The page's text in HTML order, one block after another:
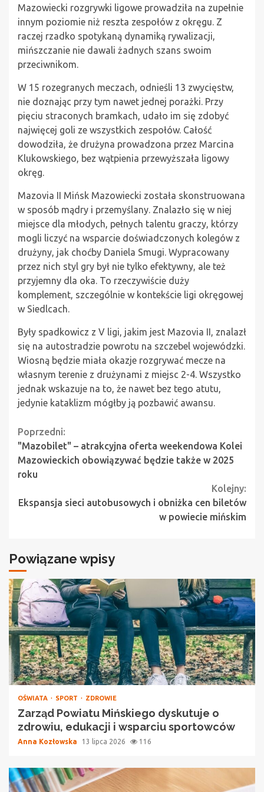
Mazowiecki rozgrywki ligowe prowadziła na zupełnie
innym poziomie niż reszta zespołów z okręgu. Z
raczej rzadko spotykaną dynamiką rywalizacji,
mińszczanie nie dawali żadnych szans swoim
przeciwnikom.
W 15 rozegranych meczach, odnieśli 13 zwycięstw,
nie doznając przy tym nawet jednej porażki. Przy
pięciu straconych bramkach, udało im się zdobyć
najwięcej goli ze wszystkich zespołów. Całość
dowodziła, że drużyna prowadzona przez Marcina
Klukowskiego, bez wątpienia przewyższała ligowy
okręg.
Mazovia II Mińsk Mazowiecki została skonstruowana
w sposób mądry i przemyślany. Znalazło się w niej
miejsce dla młodych, pełnych talentu graczy, którzy
mogli liczyć na wsparcie doświadczonych kolegów z
drużyny, jak choćby Daniela Smugi. Wypracowany
przez nich styl gry był nie tylko efektywny, ale też
przyjemny dla oka. To rzeczywiście duży
komplement, szczególnie w kontekście ligi okręgowej
w Siedlcach.
Były spadkowicz z V ligi, jakim jest Mazovia II, znalazł
się na autostradzie powrotu na szczebel wojewódzki.
Wiosną będzie miała okazje rozgrywać mecze na
własnym terenie z drużynami z miejsc 2-4. Wszystko
jednak wskazuje na to, że nawet bez tego atutu,
jedynie kataklizm mógłby ją pozbawić awansu.
Continue
Reading
Poprzedni:
"Mazobilet" – atrakcyjna oferta weekendowa Kolei
Mazowieckich obowiązywać będzie także w 2025
roku
Kolejny:
Ekspansja sieci autobusowych i obniżka cen biletów
w powiecie mińskim
Powiązane wpisy
OŚWIATA SPORT ZDROWIE
Zarząd Powiatu Mińskiego dyskutuje o
zdrowiu, edukacji i wsparciu sportowców
Anna Kozłowska 13 lipca 2026 116